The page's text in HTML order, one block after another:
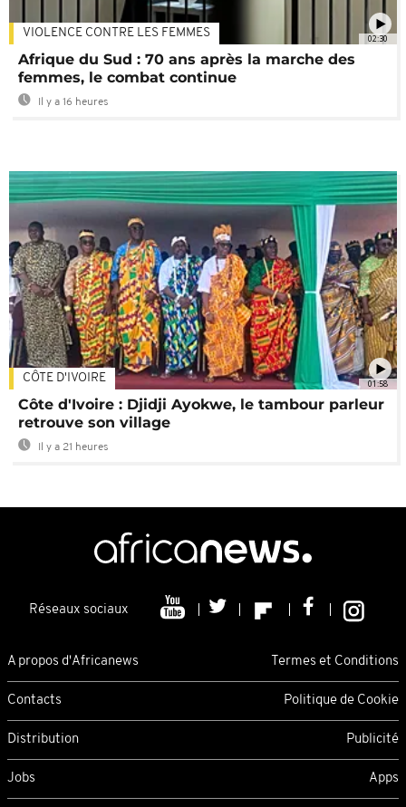
02:30
VIOLENCE CONTRE LES FEMMES
Afrique du Sud : 70 ans après la marche des
femmes, le combat continue
Il y a 16 heures
01:58
CÔTE D'IVOIRE
Côte d'Ivoire : Djidji Ayokwe, le tambour parleur
retrouve son village
Il y a 21 heures
Réseaux sociaux
A propos d'Africanews Termes et Conditions
Contacts Politique de Cookie
Distribution Publicité
Jobs Apps